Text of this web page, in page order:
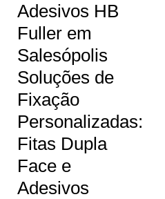
Adesivos HB
Fuller em
Salesópolis
Soluções de
Fixação
Personalizadas:
Fitas Dupla
Face e
Adesivos